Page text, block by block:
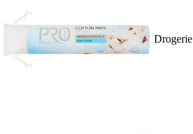
Drogerie